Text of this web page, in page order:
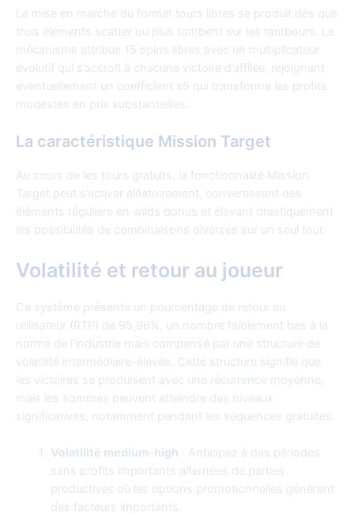
La mise en marche du format tours libres se produit dès que
trois éléments scatter ou plus tombent sur les tambours. Le
mécanisme attribue 15 spins libres avec un multiplicateur
évolutif qui s’accroît à chacune victoire d’affilée, rejoignant
éventuellement un coefficient x5 qui transforme les profits
modestes en prix substantielles.
La caractéristique Mission Target
Au cours de les tours gratuits, la fonctionnalité Mission
Target peut s’activer aléatoirement, convertissant des
éléments réguliers en wilds bonus et élevant drastiquement
les possibilités de combinaisons diverses sur un seul tour.
Volatilité et retour au joueur
Ce système présente un pourcentage de retour au
utilisateur (RTP) de 95,96%, un nombre faiblement bas à la
norme de l’industrie mais compensé par une structure de
volatilité intermédiaire-élevée. Cette structure signifie que
les victoires se produisent avec une récurrence moyenne,
mais les sommes peuvent atteindre des niveaux
significatives, notamment pendant les séquences gratuites.
Volatilité medium-high : Anticipez à des périodes
sans profits importants alternées de parties
productives où les options promotionnelles génèrent
des facteurs importants